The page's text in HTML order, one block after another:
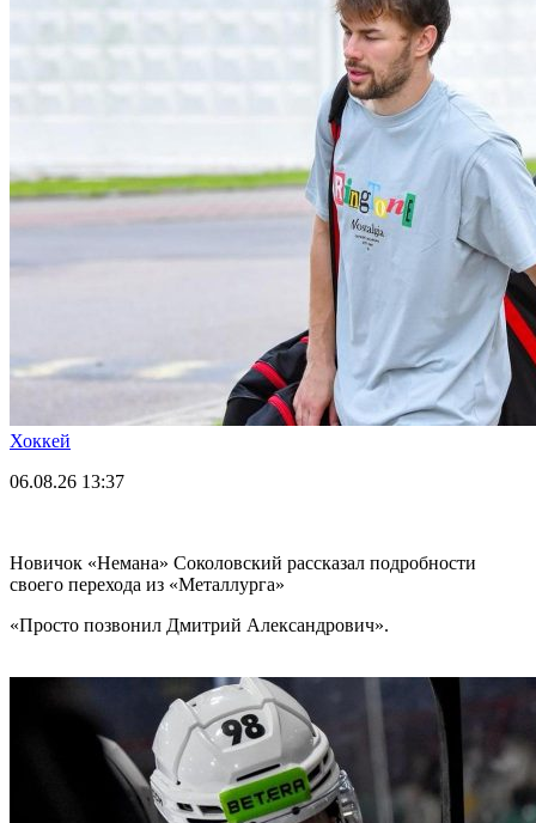
Хоккей
06.08.26 13:37
Новичок «Немана» Соколовский рассказал подробности
своего перехода из «Металлурга»
«Просто позвонил Дмитрий Александрович».